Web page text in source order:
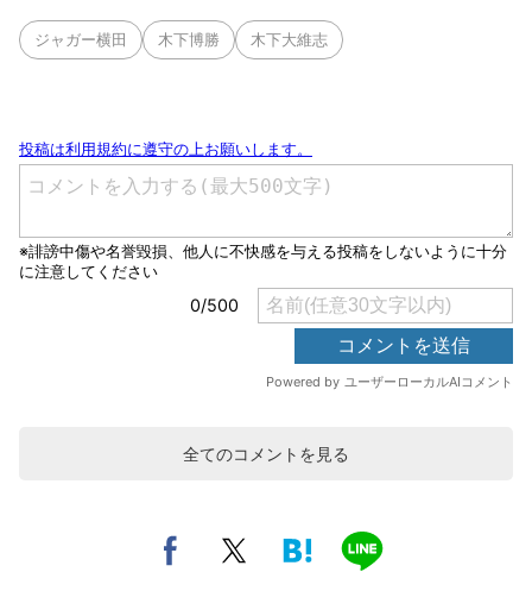
ジャガー横田 木下博勝 木下大維志
全てのコメントを見る